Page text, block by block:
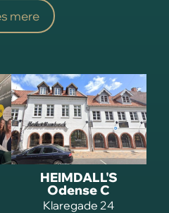
mere
HEIMDALL'S
Odense C
Klaregade 24